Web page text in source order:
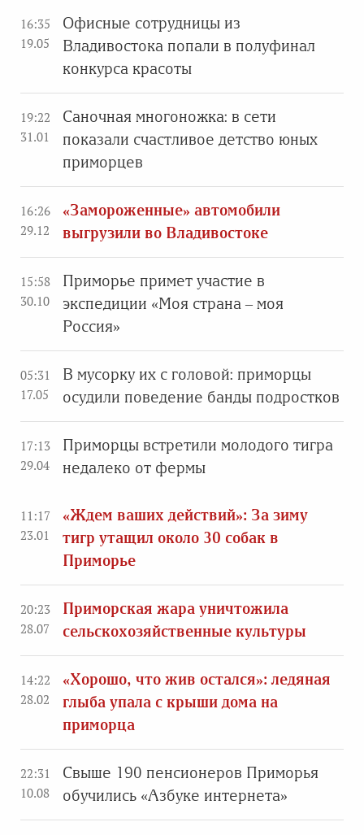
16:35
19.05
Офисные сотрудницы из
Владивостока попали в полуфинал
конкурса красоты
19:22
31.01
Саночная многоножка: в сети
показали счастливое детство юных
приморцев
16:26
29.12
«Замороженные» автомобили
выгрузили во Владивостоке
15:58
30.10
Приморье примет участие в
экспедиции «Моя страна – моя
Россия»
05:31
17.05
В мусорку их с головой: приморцы
осудили поведение банды подростков
17:13
29.04
Приморцы встретили молодого тигра
недалеко от фермы
11:17
23.01
«Ждем ваших действий»: За зиму
тигр утащил около 30 собак в
Приморье
20:23
28.07
Приморская жара уничтожила
сельскохозяйственные культуры
14:22
28.02
«Хорошо, что жив остался»: ледяная
глыба упала с крыши дома на
приморца
22:31
10.08
Свыше 190 пенсионеров Приморья
обучились «Азбуке интернета»